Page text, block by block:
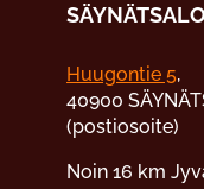
Huugontie 5,
40900
(postiosoite)
Noin 16 km